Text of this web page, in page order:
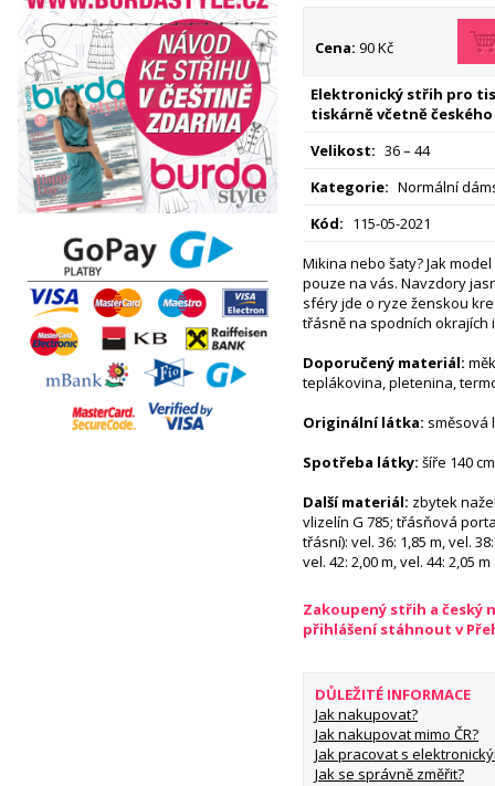
Cena: 90 Kč
Elektronický střih pro
tiskárně včetně českého
Velikost: 36 – 44
Kategorie: Normální
Kód: 115-05-2021
Mikina nebo šaty? Jak
pouze na vás. Navzdory
sféry jde o ryze ženskou
třásně na spodních okrajích
Doporučený materiál:
teplákovina, pletenina,
Originální látka: směsová
Spotřeba látky: šíře 140
Další materiál: zbytek
vlizelín G 785; třásňová
třásní): vel. 36: 1,85 m, vel.
vel. 42: 2,00 m, vel. 44: 2,05 m
Zakoupený střih a český
přihlášení stáhnout v
DŮLEŽITÉ INFORMACE
Jak nakupovat?
Jak nakupovat mimo ČR?
Jak pracovat s
Jak se správně změřit?